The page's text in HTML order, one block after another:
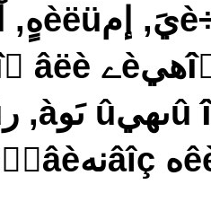
اàمîâîً يà ىَو÷èيَ, إمèëüهٍ, آهًيَ ىَوà,
اàùèٍèٍü îٍيîّهيèے îٍ âëèےيèے èç
âيه, خلًےنû îٍ èçىهيû ىَوà, رèëüيûه